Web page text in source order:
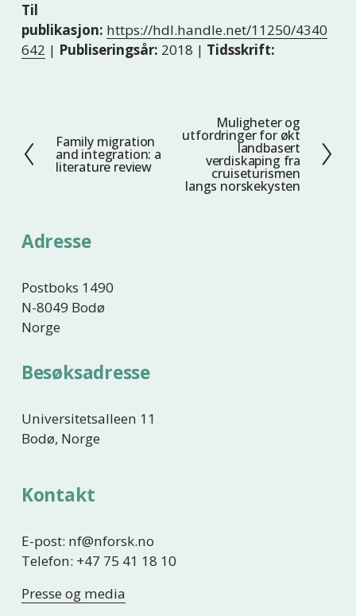
Til
publikasjon: https://hdl.handle.net/11250/4340
642 | Publiseringsår: 2018 | Tidsskrift:
F
o
g
Family migration
and integration: a
literature review
e
Muligheter og
utfordringer for økt
landbasert
verdiskaping fra
cruiseturismen
langs norskekysten
Adresse
Postboks 1490
N-8049 Bodø
Norge
Besøksadresse
Universitetsalleen 11
Bodø, Norge
Kontakt
E-post: nf@nforsk.no
Telefon: +47 75 41 18 10
Presse og media